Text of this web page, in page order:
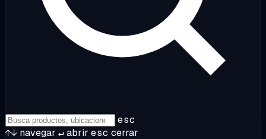
esc
↑↓ navegar ↵abrir esc cerrar